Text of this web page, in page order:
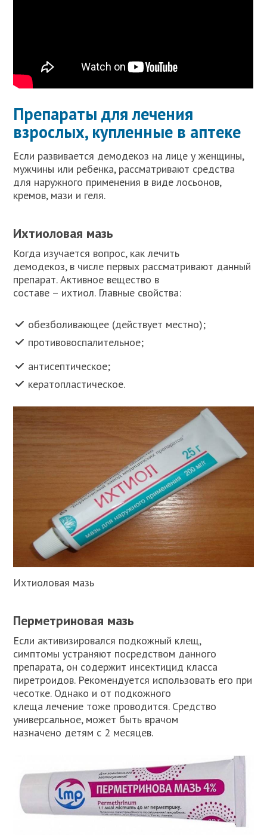
Препараты для лечения
взрослых, купленные в аптеке
Если развивается демодекоз на лице у женщины,
мужчины или ребенка, рассматривают средства
для наружного применения в виде лосьонов,
кремов, мази и геля.
Ихтиоловая мазь
Когда изучается вопрос, как лечить
демодекоз, в числе первых рассматривают данный
препарат. Активное вещество в
составе – ихтиол. Главные свойства:
обезболивающее (действует местно);
противовоспалительное;
антисептическое;
кератопластическое.
Ихтиоловая мазь
Перметриновая мазь
Если активизировался подкожный клещ,
симптомы устраняют посредством данного
препарата, он содержит инсектицид класса
пиретроидов. Рекомендуется использовать его при
чесотке. Однако и от подкожного
клеща лечение тоже проводится. Средство
универсальное, может быть врачом
назначено детям с 2 месяцев.